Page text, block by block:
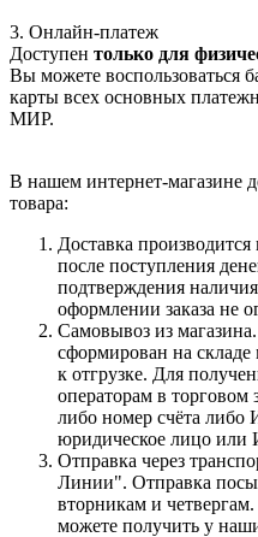
3. Онлайн-платеж
Доступен только для
Вы можете воспользоваться
карты всех основных
МИР.
В нашем интернет-магазине
товара:
Доставка
после поступления
подтверждения
оформлении заказа не
Самовывоз из
сформирован на
к отгрузке. Для
операторам в торговом
либо номер счёта либо
юридическое лицо или
Отправка через
Линии". Отправка
вторникам и
можете получить у